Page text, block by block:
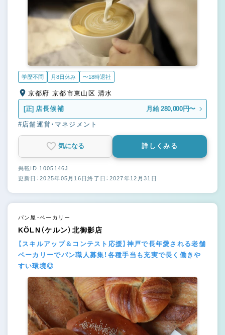
学歴不問 月8日休み 〜18時退社
京都府 京都市東山区 清水
[正] 店長候補 月給 280,000円〜
#店舗運営・マネジメント
気になる 詳しくみる
掲載ID 1005146J
更新日：2025年05月16日終了日：2027年12月31日
パン屋・ベーカリー
KÖLN（ケルン）北御影店
【スキルアップ＆コンテスト応援】神戸で長年愛される老舗
ベーカリーでパン職人募集！各種手当も充実で長く働きや
すい環境◎